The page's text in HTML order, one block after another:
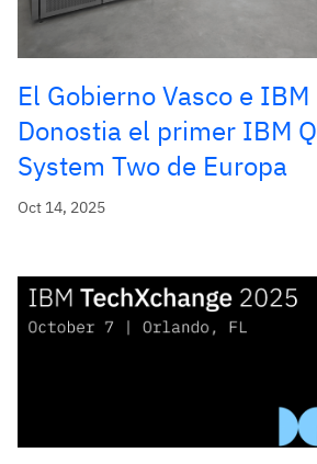
El Gobierno Vasco e
Donostia el primer IBM
System Two de Europa
Oct 14, 2025